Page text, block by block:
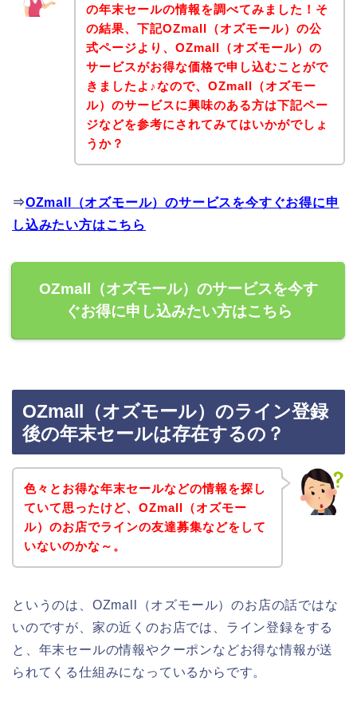
の年末セールの情報を調べてみました！そ
の結果、下記OZmall（オズモール）の公
式ページより、OZmall（オズモール）の
サービスがお得な価格で申し込むことがで
きましたよ♪なので、OZmall（オズモー
ル）のサービスに興味のある方は下記ペー
ジなどを参考にされてみてはいかがでしょ
うか？
⇒OZmall（オズモール）のサービスを今すぐお得に申
し込みたい方はこちら
OZmall（オズモール）のサービスを今す
ぐお得に申し込みたい方はこちら
OZmall（オズモール）のライン登録
後の年末セールは存在するの？
色々とお得な年末セールなどの情報を探し
ていて思ったけど、OZmall（オズモー
ル）のお店でラインの友達募集などをして
いないのかな～。
というのは、OZmall（オズモール）のお店の話ではな
いのですが、家の近くのお店では、ライン登録をする
と、年末セールの情報やクーポンなどお得な情報が送
られてくる仕組みになっているからです。